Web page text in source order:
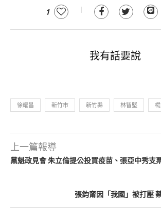
1
我有話要說
徐耀昌 新竹市 新竹縣 林智堅
上一篇報導
黨魁政見會 朱立倫提公投買疫苗、張亞中秀支
張鈞甯因「我國」被打壓